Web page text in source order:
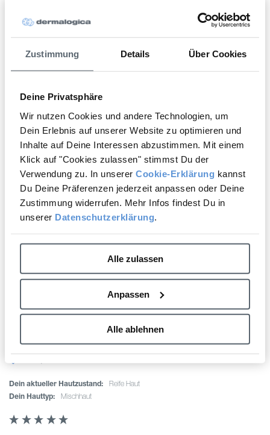
Zustimmung Details Über Cookies
Deine Privatsphäre
Wir nutzen Cookies und andere Technologien, um
Dein Erlebnis auf unserer Website zu optimieren und
Inhalte auf Deine Interessen abzustimmen. Mit einem
Klick auf "Cookies zulassen" stimmst Du der
Verwendung zu. In unserer Cookie-Erklärung kannst
Du Deine Präferenzen jederzeit anpassen oder Deine
Zustimmung widerrufen. Mehr Infos findest Du in
unserer Datenschutzerklärung
Alle zulassen
Anpassen
Alle ablehnen
eine personalisierte Empfehlung für
Deine Hautpflege.
Digitale Hautanalyse starten
4.88
Basierend auf 75 Bewertungen
Bewertung schreiben
Sortieren
Produktbewertungen Fragen
Dein aktueller Hautzustand:
reife Haut
Dein Hauttyp:
Mischhaut
New content loaded